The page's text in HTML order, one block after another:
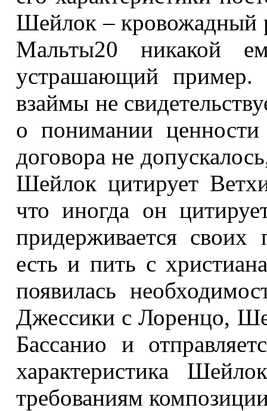
Шейлок – кровожадный
Мальты20 никакой
устрашающий пример.
взаймы не
о понимании
договора не
Шейлок цитирует
что иногда он
придерживается своих
есть и пить с
появилась
Джессики с Лоренцо,
Бассанио и
характеристика
требованиям